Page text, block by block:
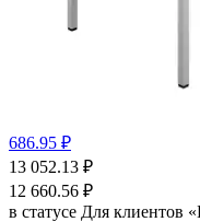
686.95 ₽
13 052.13 ₽
12 660.56 ₽
в статусе Для клиентов